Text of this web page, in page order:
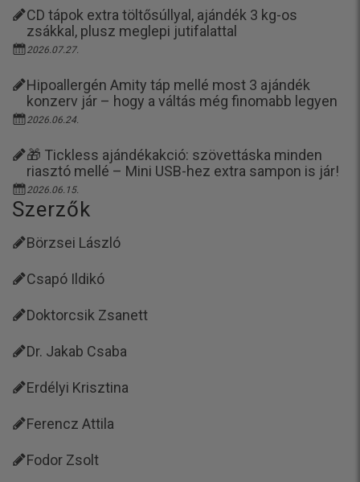
CD tápok extra töltősúllyal, ajándék 3 kg-os
zsákkal, plusz meglepi jutifalattal
2026.07.27.
Hipoallergén Amity táp mellé most 3 ajándék
konzerv jár – hogy a váltás még finomabb legyen
2026.06.24.
🎁 Tickless ajándékakció: szövettáska minden
riasztó mellé – Mini USB-hez extra sampon is jár!
2026.06.15.
Szerzők
Börzsei László
Csapó Ildikó
Doktorcsik Zsanett
Dr. Jakab Csaba
Erdélyi Krisztina
Ferencz Attila
Fodor Zsolt